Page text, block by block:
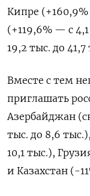
Кипре
(+119,6% — с
19,2 тыс. до 41,7
Вместе с тем
приглашать
Азербайджан
тыс. до 8,6
10,1 тыс.),
и Казахстан (-